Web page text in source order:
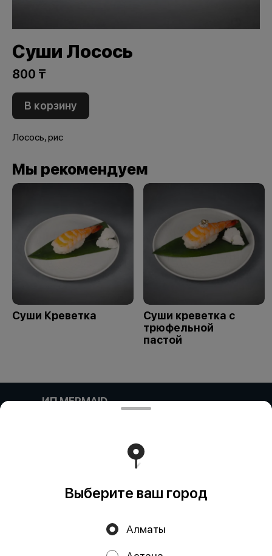
Суши Лосось
800 ₸
В корзину
Лосось, рис
Мы рекомендуем
Суши Креветка
Суши креветка с
трюфельной
пастой
ИП MERMAID
счёта: KZ80722S000026935399
Работает на эффективном ядре
Политика конфиденциальности
Выберите ваш город
Алматы